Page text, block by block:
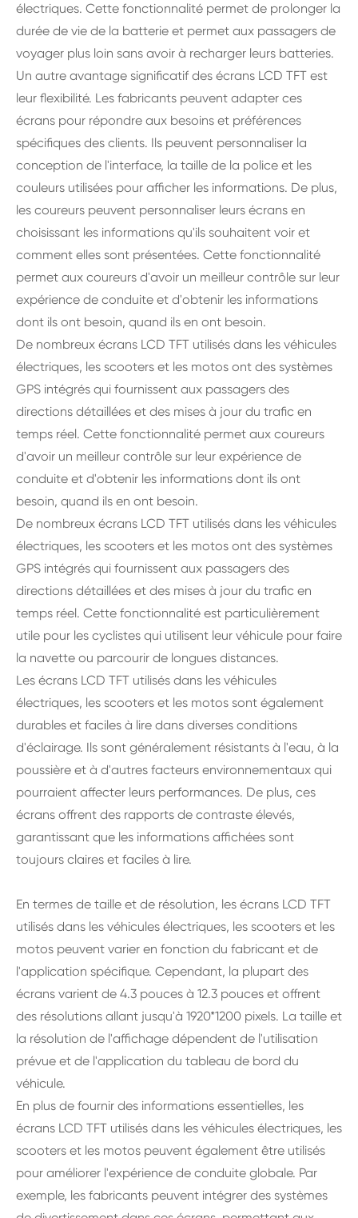
électriques. Cette fonctionnalité permet de prolonger la
durée de vie de la batterie et permet aux passagers de
voyager plus loin sans avoir à recharger leurs batteries.
Un autre avantage significatif des écrans LCD TFT est
leur flexibilité. Les fabricants peuvent adapter ces
écrans pour répondre aux besoins et préférences
spécifiques des clients. Ils peuvent personnaliser la
conception de l'interface, la taille de la police et les
couleurs utilisées pour afficher les informations. De plus,
les coureurs peuvent personnaliser leurs écrans en
choisissant les informations qu'ils souhaitent voir et
comment elles sont présentées. Cette fonctionnalité
permet aux coureurs d'avoir un meilleur contrôle sur leur
expérience de conduite et d'obtenir les informations
dont ils ont besoin, quand ils en ont besoin.
De nombreux écrans LCD TFT utilisés dans les véhicules
électriques, les scooters et les motos ont des systèmes
GPS intégrés qui fournissent aux passagers des
directions détaillées et des mises à jour du trafic en
temps réel. Cette fonctionnalité permet aux coureurs
d'avoir un meilleur contrôle sur leur expérience de
conduite et d'obtenir les informations dont ils ont
besoin, quand ils en ont besoin.
De nombreux écrans LCD TFT utilisés dans les véhicules
électriques, les scooters et les motos ont des systèmes
GPS intégrés qui fournissent aux passagers des
directions détaillées et des mises à jour du trafic en
temps réel. Cette fonctionnalité est particulièrement
utile pour les cyclistes qui utilisent leur véhicule pour faire
la navette ou parcourir de longues distances.
Les écrans LCD TFT utilisés dans les véhicules
électriques, les scooters et les motos sont également
durables et faciles à lire dans diverses conditions
d'éclairage. Ils sont généralement résistants à l'eau, à la
poussière et à d'autres facteurs environnementaux qui
pourraient affecter leurs performances. De plus, ces
écrans offrent des rapports de contraste élevés,
garantissant que les informations affichées sont
toujours claires et faciles à lire.
En termes de taille et de résolution, les écrans LCD TFT
utilisés dans les véhicules électriques, les scooters et les
motos peuvent varier en fonction du fabricant et de
l'application spécifique. Cependant, la plupart des
écrans varient de 4.3 pouces à 12.3 pouces et offrent
des résolutions allant jusqu'à 1920*1200 pixels. La taille et
la résolution de l'affichage dépendent de l'utilisation
prévue et de l'application du tableau de bord du
véhicule.
En plus de fournir des informations essentielles, les
écrans LCD TFT utilisés dans les véhicules électriques, les
scooters et les motos peuvent également être utilisés
pour améliorer l'expérience de conduite globale. Par
exemple, les fabricants peuvent intégrer des systèmes